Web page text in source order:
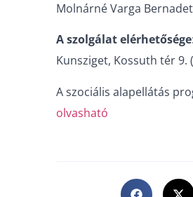
Molnárné Varga
A szolgálat elérhetősége
Kunsziget, Kossuth tér 9.
A szociális alapellátás
olvasható